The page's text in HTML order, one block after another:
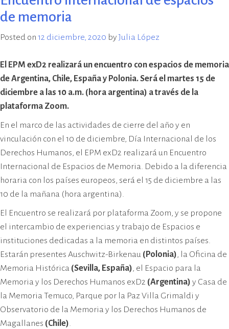
promoción de los derechos
humanos. Sus instalaciones
de Informaciones de la Policía de
a la represión política ilegal, antes
y durante la última dictadura
cívico-militar. El lugar fue sede del
Centro Clandestino de Detención,
importante del Gran Mendoza.
de memoria
Posted on 12 diciembre, 2020 byJulia López
El EPM exD2 realizará un encuentro con espacios de memoria
de Argentina, Chile, España y Polonia. Será el martes 15 de
diciembre a las 10 a.m. (hora argentina) a través de la
plataforma Zoom.
En el marco de las actividades de cierre del año y en
vinculación con el 10 de diciembre, Día Internacional de los
Derechos Humanos, el EPM exD2 realizará un Encuentro
Internacional de Espacios de Memoria. Debido a la diferencia
horaria con los países europeos, será el 15 de diciembre a las
10 de la mañana (hora argentina).
El Encuentro se realizará por plataforma Zoom, y se propone
el intercambio de experiencias y trabajo de Espacios e
instituciones dedicadas a la memoria en distintos países.
Estarán presentes Auschwitz-Birkenau (Polonia), la Oficina de
Memoria Histórica (Sevilla, España), el Espacio para la
Memoria y los Derechos Humanos exD2 (Argentina) y Casa de
la Memoria Temuco, Parque por la Paz Villa Grimaldi y
Observatorio de la Memoria y los Derechos Humanos de
Magallanes (Chile).